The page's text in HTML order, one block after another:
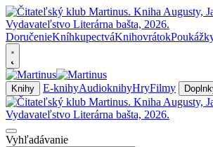
DoručenieKníhkupectváKnihovrátok
Knihy E-knihyAudioknihyHryFilmy
Vyhľadávanie